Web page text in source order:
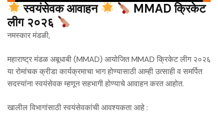
स्वयंसेवक आवाहन
MMAD क्रिकेट
लीग २०२६
नमस्कार मंडळी,
महाराष्ट्र मंडळ अबूधाबी (MMAD) आयोजित MMAD क्रिकेट लीग २०२६
या रोमांचक क्रीडा कार्यक्रमाचा भाग होण्यासाठी आम्ही उत्साही व समर्पित
सदस्यांना स्वयंसेवक म्हणून सहभागी होण्याचे आवाहन करत आहोत.
खालील विभागांसाठी स्वयंसेवकांची आवश्यकता आहे :